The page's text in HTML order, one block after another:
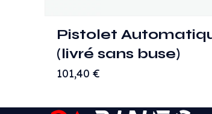
Pistolet
(livré sans buse)
101,40€